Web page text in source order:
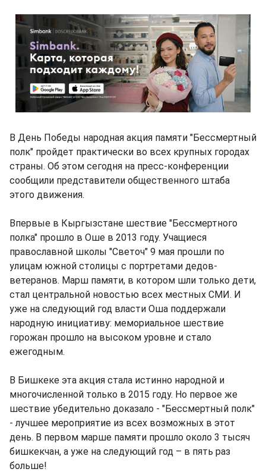
В День Победы народная акция памяти "Бессмертный
полк" пройдет практически во всех крупных городах
страны. Об этом сегодня на пресс-конференции
сообщили представители общественного штаба
этого движения.
Впервые в Кыргызстане шествие "Бессмертного
полка" прошло в Оше в 2013 году. Учащиеся
православной школы "Светоч" 9 мая прошли по
улицам южной столицы с портретами дедов-
ветеранов. Марш памяти, в котором шли только дети,
стал центральной новостью всех местных СМИ. И
уже на следующий год власти Оша поддержали
народную инициативу: мемориальное шествие
горожан прошло на высоком уровне и стало
ежегодным.
В Бишкеке эта акция стала истинно народной и
многочисленной только в 2015 году. Но первое же
шествие убедительно доказало - "Бессмертный полк"
- лучшее мероприятие из всех возможных в этот
день. В первом марше памяти прошло около 3 тысяч
бишкекчан, а уже на следующий год – в пять раз
больше!